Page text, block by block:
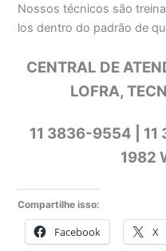
Nossos técnicos são
los dentro do padrão de
CENTRAL DE
LOFRA,
11 3836-9554 |
1982
Compartilhe isso:
Facebook X